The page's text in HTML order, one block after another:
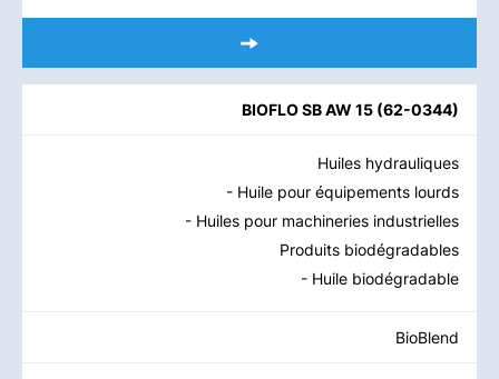
BIOFLO SB AW 15 (62-0344)
Huiles hydrauliques
- Huile pour équipements lourds
- Huiles pour machineries industrielles
Produits biodégradables
- Huile biodégradable
BioBlend